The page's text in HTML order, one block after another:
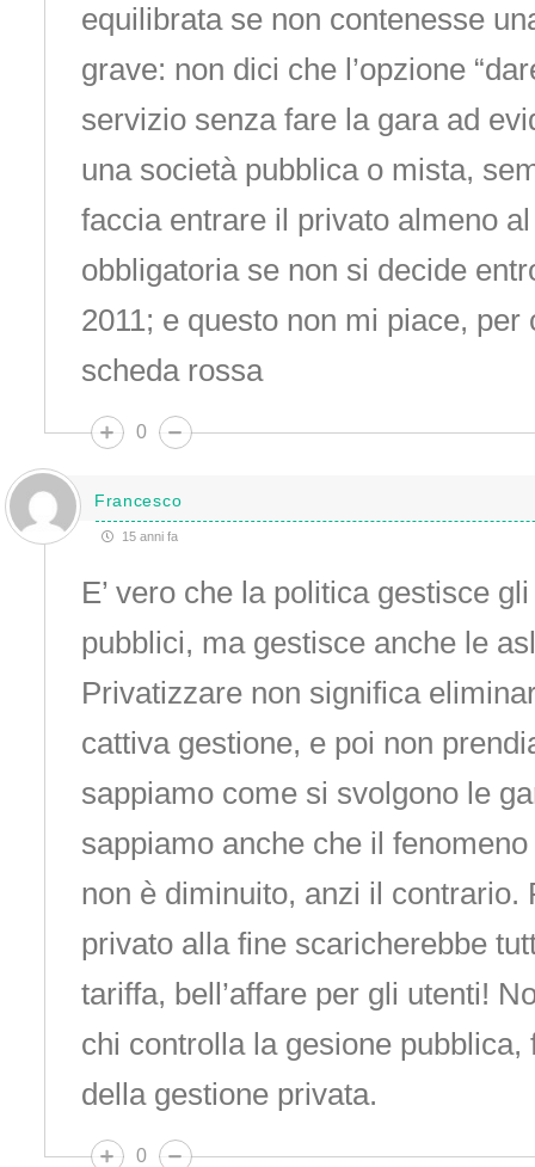
equilibrata se non contenesse
grave: non dici che l’opzione
servizio senza fare la gara ad
una società pubblica o mista,
faccia entrare il privato almeno
obbligatoria se non si decide
2011; e questo non mi piace,
scheda rossa
0
Francesco
15 anni fa
E’ vero che la politica gestisce
pubblici, ma gestisce anche le
Privatizzare non significa
cattiva gestione, e poi non
sappiamo come si svolgono le
sappiamo anche che il
non è diminuito, anzi il contrario.
privato alla fine scaricherebbe
tariffa, bell’affare per gli utenti!
chi controlla la gesione pubblica,
della gestione privata.
0